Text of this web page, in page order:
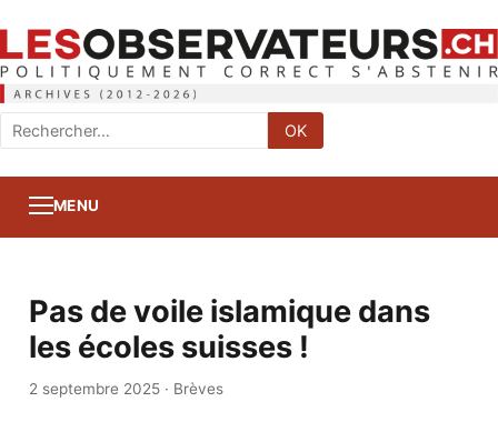
Rechercher
:
OK
MENU
Pas de voile islamique dans
les écoles suisses !
2 septembre 2025· Brèves